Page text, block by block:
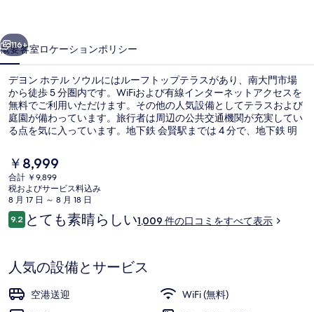
ウ
ル
の
写
真
ギ
ャ
ラ
リ
次へ
116+
概要客室ロケーションポリシー
デヨン ホテル ソウルにはルーフトップテラスがあり、南大門市場
から徒歩 5 分圏内です。WiFiおよび有線インターネットアクセスを
無料でご利用いただけます。その他の人気設備としてテラスおよび
庭園が備わっています。旅行者は周辺の公共交通機関が充実してい
る点を気に入っています。地下鉄 会賢駅までは 4 分で、地下鉄 明
現
在
の
料
金
は
す
￥8,999
合計 ￥9,899
税およびサービス料込み
8 月 17 日 ～ 8 月 18 日
口
コ
9.210段階中9.2
とても素晴らしい1,009 件の口コミをすべて表示
人気の設備とサービス
空港送迎
WiFi (無料)